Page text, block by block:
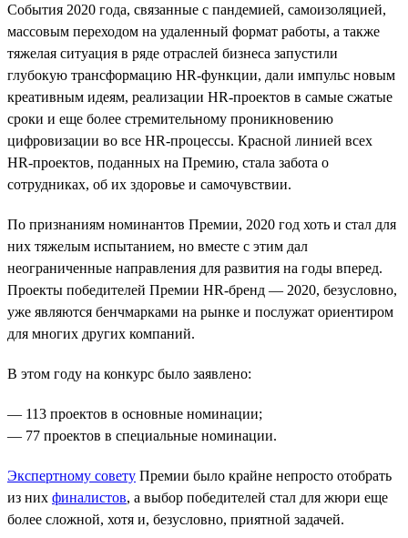
События 2020 года, связанные с пандемией, самоизоляцией,
массовым переходом на удаленный формат работы, а также
тяжелая ситуация в ряде отраслей бизнеса запустили
глубокую трансформацию HR-функции, дали импульс новым
креативным идеям, реализации HR-проектов в самые сжатые
сроки и еще более стремительному проникновению
цифровизации во все HR-процессы. Красной линией всех
HR-проектов, поданных на Премию, стала забота о
сотрудниках, об их здоровье и самочувствии.
По признаниям номинантов Премии, 2020 год хоть и стал для
них тяжелым испытанием, но вместе с этим дал
неограниченные направления для развития на годы вперед.
Проекты победителей Премии HR-бренд — 2020, безусловно,
уже являются бенчмарками на рынке и послужат ориентиром
для многих других компаний.
В этом году на конкурс было заявлено:
— 113 проектов в основные номинации;
— 77 проектов в специальные номинации.
Экспертному совету Премии было крайне непросто отобрать
из них финалистов, а выбор победителей стал для жюри еще
более сложной, хотя и, безусловно, приятной задачей.